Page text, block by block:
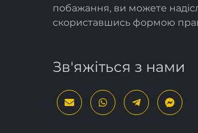
побажання, ви можете
скориставшись формою
Зв'яжіться з нами